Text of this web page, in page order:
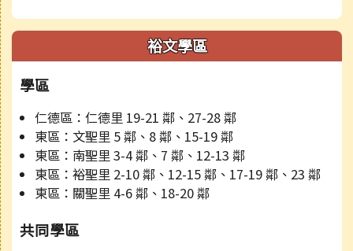
裕文學區
學區
仁德區：仁德里 19-21 鄰、27-28 鄰
東區：文聖里 5 鄰、8 鄰、15-19 鄰
東區：南聖里 3-4 鄰、7 鄰、12-13 鄰
東區：裕聖里 2-10 鄰、12-15 鄰、17-19 鄰、23 鄰
東區：關聖里 4-6 鄰、18-20 鄰
共同學區